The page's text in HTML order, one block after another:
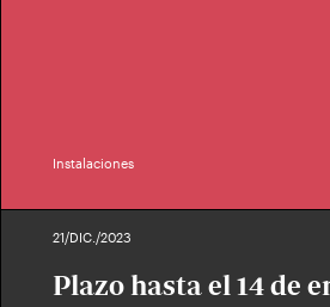
Instalaciones
21/DIC./2023
Plazo hasta el 14 de